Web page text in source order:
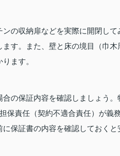
の収納扉などを実際に開閉し
す。また、壁と床の境目（巾
ます。
の保証内容を確認しましょう。
保責任（契約不適合責任）が義
保証書の内容を確認しておくと